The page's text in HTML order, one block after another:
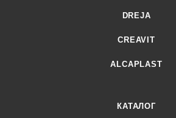
DREJA
CREAVIT
ALCAPLAST
КАТАЛОГ